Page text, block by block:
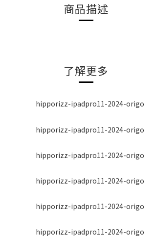
商品描述
了解更多